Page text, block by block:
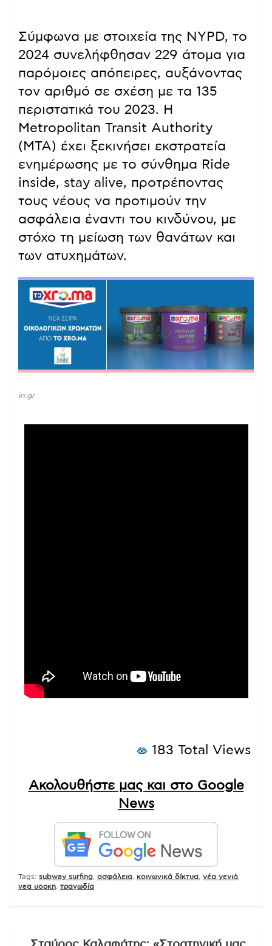
Σύμφωνα με στοιχεία της NYPD, το
2024 συνελήφθησαν 229 άτομα για
παρόμοιες απόπειρες, αυξάνοντας
τον αριθμό σε σχέση με τα 135
περιστατικά του 2023. Η
Metropolitan Transit Authority
(MTA) έχει ξεκινήσει εκστρατεία
ενημέρωσης με το σύνθημα Ride
inside, stay alive, προτρέποντας
τους νέους να προτιμούν την
ασφάλεια έναντι του κινδύνου, με
στόχο τη μείωση των θανάτων και
των ατυχημάτων.
in.gr
183 Total Views
Ακολουθήστε μας και στο Google
News
Tags: subway surfing ασφάλεια κοινωνικά δίκτυα νέα γενιά
νεα υορκη τραγωδία